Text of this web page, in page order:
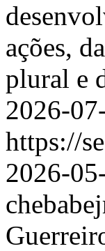
ações,
plural e
2026-
https://
2026-